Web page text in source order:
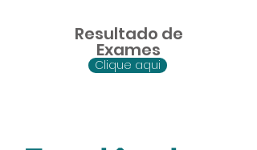
Resultado de
Exames
Clique aqui